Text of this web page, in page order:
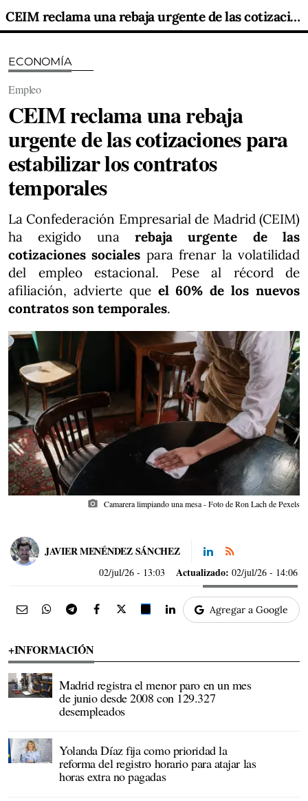
CEIM reclama una rebaja urgente de las cotizaciones para estabilizar los contratos temporales
ECONOMÍA
Empleo
CEIM reclama una rebaja
urgente de las cotizaciones para
estabilizar los contratos
temporales
La Confederación Empresarial de Madrid (CEIM)
ha exigido unarebaja urgente de las
cotizaciones sociales para frenar la volatilidad
del empleo estacional. Pese al récord de
afiliación, advierte queel 60% de los nuevos
contratos son temporales.
photo_camera Camarera limpiando una mesa - Foto de Ron Lach de Pexels
JAVIER MENÉNDEZ SÁNCHEZ
02/jul/26 - 13:03 Actualizado: 02/jul/26 - 14:06
Agregar a Google
+INFORMACIÓN
Madrid registra el menor paro en un mes
de junio desde 2008 con 129.327
desempleados
Yolanda Díaz fija como prioridad la
reforma del registro horario para atajar las
horas extra no pagadas